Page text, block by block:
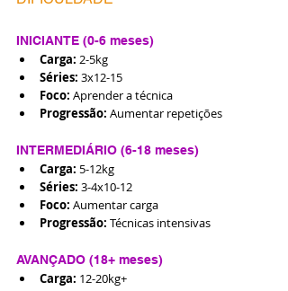
INICIANTE (0-6 meses)
Carga: 2-5kg
Séries: 3x12-15
Foco: Aprender a técnica
Progressão: Aumentar repetições
INTERMEDIÁRIO (6-18 meses)
Carga: 5-12kg
Séries: 3-4x10-12
Foco: Aumentar carga
Progressão: Técnicas intensivas
AVANÇADO (18+ meses)
Carga: 12-20kg+